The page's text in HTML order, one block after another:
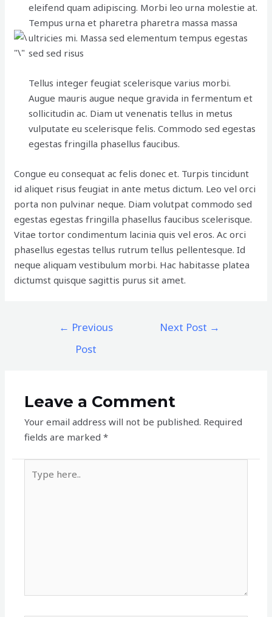
eleifend quam adipiscing. Morbi leo urna molestie at.
Tempus urna et pharetra pharetra massa massa
ultricies mi. Massa sed elementum tempus egestas
sed sed risus
Tellus integer feugiat scelerisque varius morbi.
Augue mauris augue neque gravida in fermentum et
sollicitudin ac. Diam ut venenatis tellus in metus
vulputate eu scelerisque felis. Commodo sed egestas
egestas fringilla phasellus faucibus.
Congue eu consequat ac felis donec et. Turpis tincidunt
id aliquet risus feugiat in ante metus dictum. Leo vel orci
porta non pulvinar neque. Diam volutpat commodo sed
egestas egestas fringilla phasellus faucibus scelerisque.
Vitae tortor condimentum lacinia quis vel eros. Ac orci
phasellus egestas tellus rutrum tellus pellentesque. Id
neque aliquam vestibulum morbi. Hac habitasse platea
dictumst quisque sagittis purus sit amet.
← Previous
Post
Next Post →
Leave a Comment
Your email address will not be published. Required
fields are marked*
here..